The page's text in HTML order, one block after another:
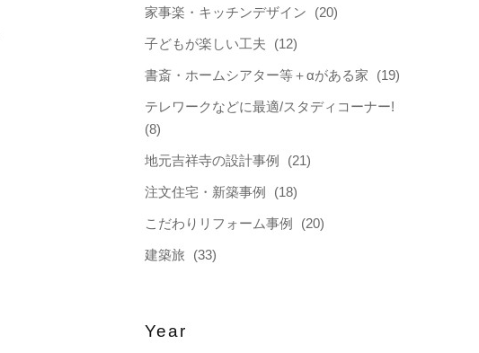
家事楽・キッチンデザイン (20)
子どもが楽しい工夫 (12)
書斎・ホームシアター等＋αがある家 (19)
テレワークなどに最適/スタディコーナー!
(8)
地元吉祥寺の設計事例 (21)
注文住宅・新築事例 (18)
こだわりリフォーム事例 (20)
建築旅 (33)
Year